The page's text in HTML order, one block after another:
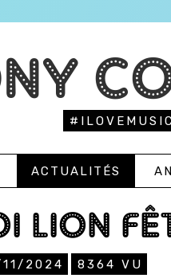
ACTUALITÉS
LION
2024 8364 VU